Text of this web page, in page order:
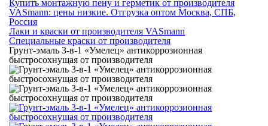
Купить монтажную пену и герметик от производителя
VASmann: цены низкие. Отгрузка оптом Москва, СПБ,
Россия
Лаки и краски от производителя VASmann
Специальные краски от производителя
Грунт-эмаль 3-в-1 «Умелец» антикоррозионная
быстросохнущая от производителя